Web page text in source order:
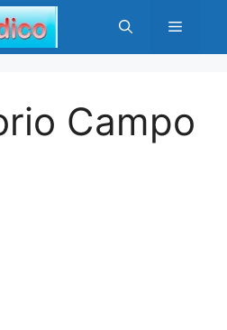
Menú
Campo